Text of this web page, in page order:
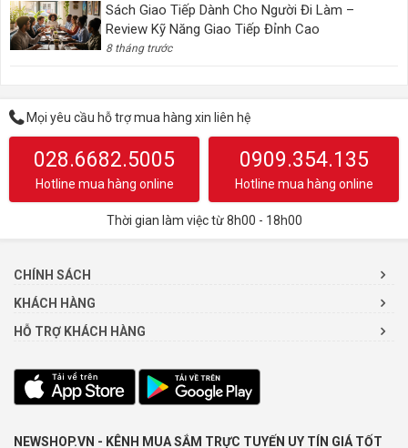
Sách Giao Tiếp Dành Cho Người Đi Làm –
Review Kỹ Năng Giao Tiếp Đỉnh Cao
8 tháng trước
Mọi yêu cầu hỗ trợ mua hàng xin liên hệ
028.6682.5005
Hotline mua hàng online
0909.354.135
Hotline mua hàng online
Thời gian làm việc từ 8h00 - 18h00
CHÍNH SÁCH
KHÁCH HÀNG
HỖ TRỢ KHÁCH HÀNG
NEWSHOP.VN - KÊNH MUA SẮM TRỰC TUYẾN UY TÍN GIÁ TỐT